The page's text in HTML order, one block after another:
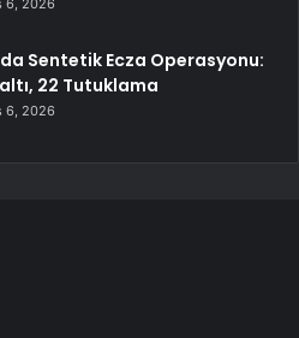
6, 2026
Sentetik Ecza Operasyonu:
22 Tutuklama
6, 2026